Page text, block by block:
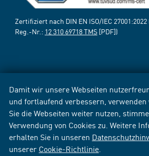
Damit wir unsere Webseiten
und fortlaufend verbessern, verwenden
Sie die Webseiten weiter nutzen,
Verwendung von Cookies zu. Weitere
erhalten Sie in unseren
unserer Cookie-Richtlinie
Zertifiziert nach DIN EN ISO/IEC
Reg.-Nr.: 12 310 69718 TMS [PDF])